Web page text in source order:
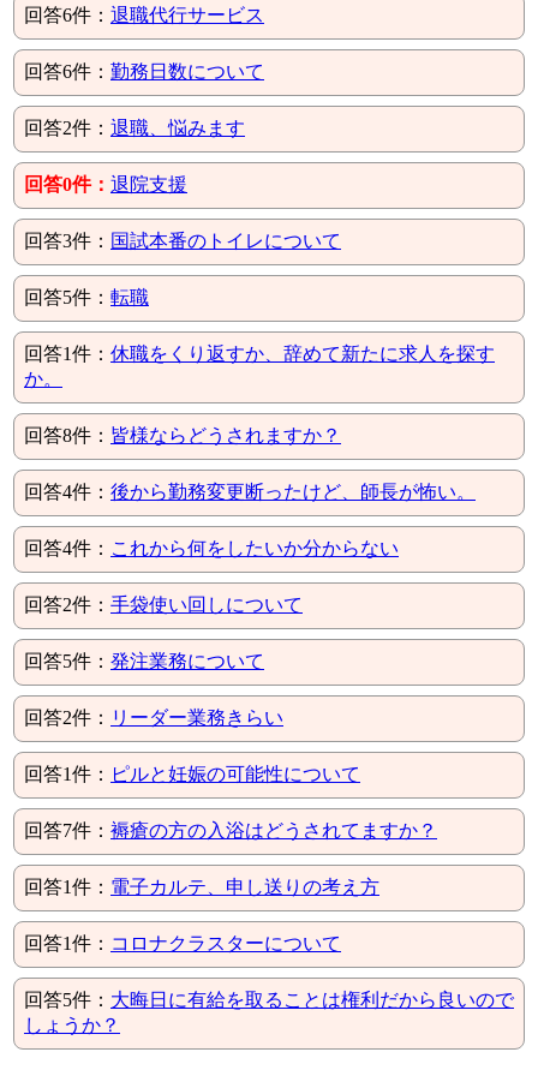
回答6件： 退職代行サービス
回答6件： 勤務日数について
回答2件： 退職、悩みます
回答0件： 退院支援
回答3件： 国試本番のトイレについて
回答5件： 転職
回答1件： 休職をくり返すか、辞めて新たに求人を探す
か。
回答8件： 皆様ならどうされますか？
回答4件： 後から勤務変更断ったけど、師長が怖い。
回答4件： これから何をしたいか分からない
回答2件： 手袋使い回しについて
回答5件： 発注業務について
回答2件： リーダー業務きらい
回答1件： ピルと妊娠の可能性について
回答7件： 褥瘡の方の入浴はどうされてますか？
回答1件： 電子カルテ、申し送りの考え方
回答1件： コロナクラスターについて
回答5件： 大晦日に有給を取ることは権利だから良いので
しょうか？